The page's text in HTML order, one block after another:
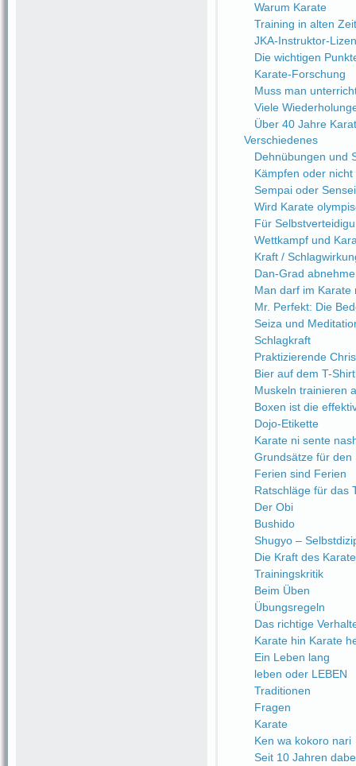
Warum Karate
Training in alten
JKA-Instruktor-
Die wichtigen
Karate-Forschung
Muss man
Viele
Über 40 Jahre
Verschiedenes
Dehnübungen und
Kämpfen oder
Sempai oder Sensei
Wird Karate
Für
Wettkampf und
Kraft /
Dan-Grad
Man darf im Karate
Mr. Perfekt: Die
Seiza und
Schlagkraft
Praktizierende
Bier auf dem T-Shirt
Muskeln trainieren
Boxen ist die
Dojo-Etikette
Karate ni sente
Grundsätze für den
Ferien sind Ferien
Ratschläge für das
Der Obi
Bushido
Shugyo –
Die Kraft des Karate
Trainingskritik
Beim Üben
Übungsregeln
Das richtige
Karate hin Karate
Ein Leben lang
leben oder LEBEN
Traditionen
Fragen
Karate
Ken wa kokoro nari
Seit 10 Jahren